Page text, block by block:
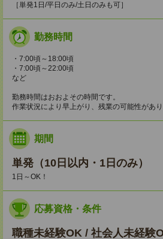
［単発1日/平日のみ/土日のみも可］
勤務時間
・7:00頃～18:00頃
・7:00頃～22:00頃
など
勤務時間はおおよその時間です。
作業状況により早上がり、残業の可能性があり
期間
単発（10日以内・1日のみ）
1日～OK！
応募資格・条件
職種未経験OK / 社会人未経験